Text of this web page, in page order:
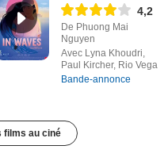
4,2
De Phuong Mai
Nguyen
Avec Lyna Khoudri,
Paul Kircher, Rio Vega
Bande-annonce
films au ciné